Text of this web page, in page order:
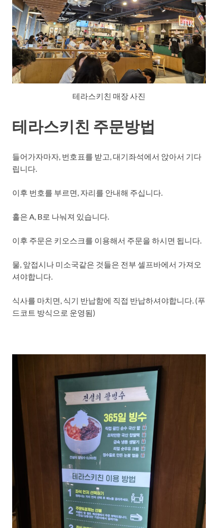
테라스키친 매장 사진
테라스키친 주문방법
들어가자마자, 번호표를 받고, 대기좌석에서 앉아서 기다
립니다.
이후 번호를 부르면, 자리를 안내해 주십니다.
홀은 A, B로 나눠져 있습니다.
이후 주문은 키오스크를 이용해서 주문을 하시면 됩니다.
물, 앞접시나 미소국같은 것들은 전부 셀프바에서 가져오
셔야합니다.
식사를 마치면, 식기 반납함에 직접 반납하셔야합니다. (푸
드코트 방식으로 운영됨)